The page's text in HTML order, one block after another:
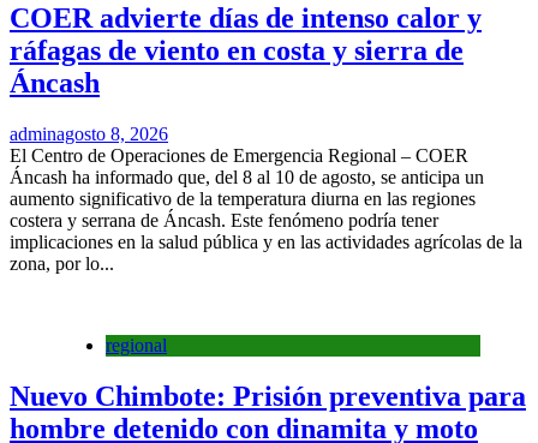
COER advierte días de intenso calor y
ráfagas de viento en costa y sierra de
Áncash
adminagosto 8, 2026
El Centro de Operaciones de Emergencia Regional – COER
Áncash ha informado que, del 8 al 10 de agosto, se anticipa un
aumento significativo de la temperatura diurna en las regiones
costera y serrana de Áncash. Este fenómeno podría tener
implicaciones en la salud pública y en las actividades agrícolas de la
zona, por lo...
regional
Nuevo Chimbote: Prisión preventiva para
hombre detenido con dinamita y moto